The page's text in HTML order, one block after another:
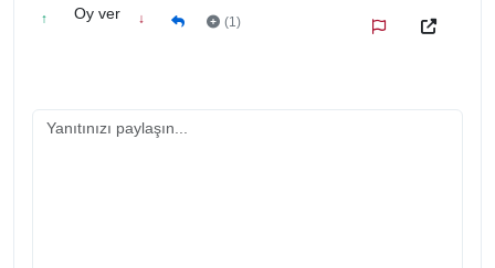
↑ Oy ver ↓ (1)